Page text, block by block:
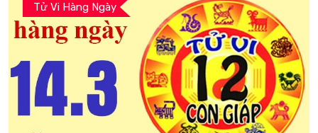
Tử Vi Hàng Ngày